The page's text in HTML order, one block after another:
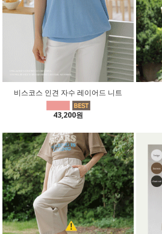
비스코스 인견 자수 레이어드 니트
43,200원